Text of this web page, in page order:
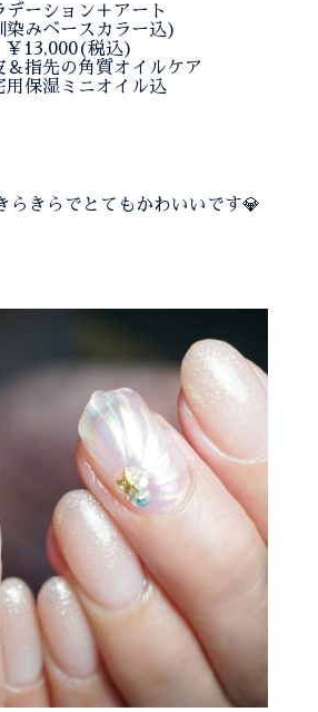
デーション＋アート
染みベースカラー込)
￥13,000(税込)
＆指先の角質オイルケア
用保湿ミニオイル込
らきらでとてもかわいいです💎